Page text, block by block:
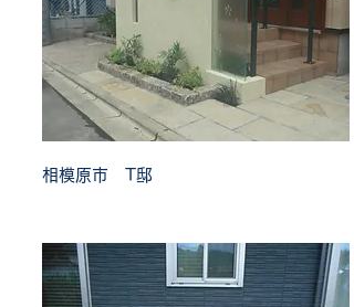
相模原市 T邸